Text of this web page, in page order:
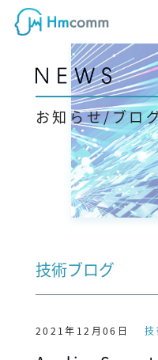
お知らせ/ブロ
技術ブログ
2021年12月06日 技